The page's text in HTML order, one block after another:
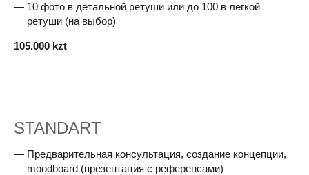
10 фото в детальной ретуши или до 100 в легкой
ретуши (на выбор)
105.000 kzt
STANDART
Предварительная консультация, создание концепции,
moodboard (презентация с референсами)